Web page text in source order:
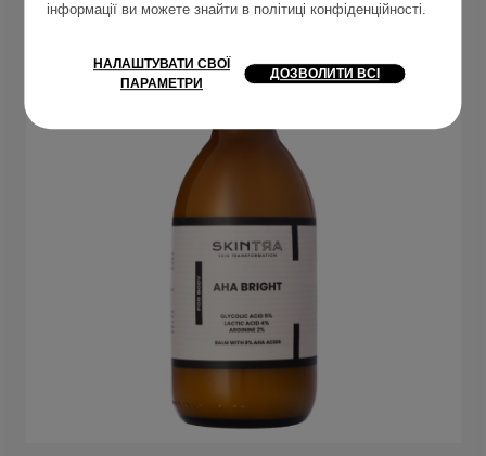
інформації ви можете знайти в політиці конфіденційності.
НАЛАШТУВАТИ СВОЇ
ПАРАМЕТРИ
ДОЗВОЛИТИ ВСІ